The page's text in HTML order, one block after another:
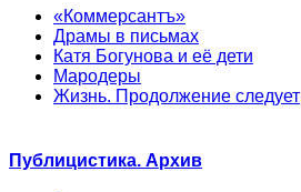
«Коммерсантъ»
Драмы в письмах
Катя Богунова и её дети
Мародеры
Жизнь. Продолжение следует
Публицистика. Архив